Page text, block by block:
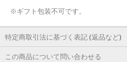
※ギフト包装不可です。
特定商取引法に基づく表記 (返品など)
この商品について問い合わせる